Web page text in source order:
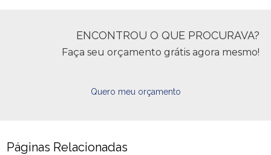
ENCONTROU O QUE PROCURAVA?
Faça seu orçamento grátis agora mesmo!
Quero meu orçamento
Páginas Relacionadas